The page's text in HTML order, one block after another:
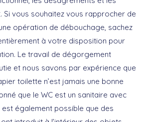
Si vous souhaitez vous rapprocher de
opération de débouchage, sachez
à votre disposition pour
Le travail de dégorgement
et nous savons par expérience que
toilette n’est jamais une bonne
que le WC est un sanitaire avec
est également possible que des